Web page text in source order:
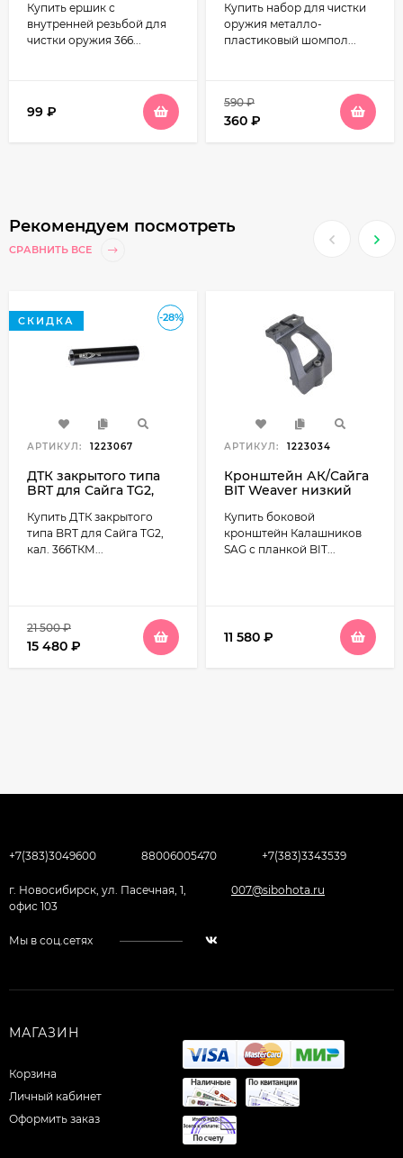
Купить ершик с
внутренней резьбой для
чистки оружия 366...
99 ₽
28 калибр
Купить набор для чистки
оружия металло-
пластиковый шомпол...
590₽
360 ₽
Рекомендуем посмотреть
СРАВНИТЬ ВСЕ
-28%
СКИДКА
АРТИКУЛ: 1223067
ДТК закрытого типа
BRT для Сайга TG2,
резьба M24х1,5R, п/п
11мм, 50мм)
Купить ДТК закрытого
типа BRT для Сайга TG2,
кал. 366ТКМ...
21 500₽
15 480 ₽
АРТИКУЛ: 1223034
Кронштейн АК/Сайга
BIT Weaver низкий
SAG
Купить боковой
кронштейн Калашников
SAG с планкой BIT...
11 580 ₽
+7(383)3049600 88006005470 +7(383)3343539
г. Новосибирск, ул. Пасечная, 1,
офис 103
007@sibohota.ru
Мы в соц.сетях
МАГАЗИН
Корзина
Личный кабинет
Оформить заказ